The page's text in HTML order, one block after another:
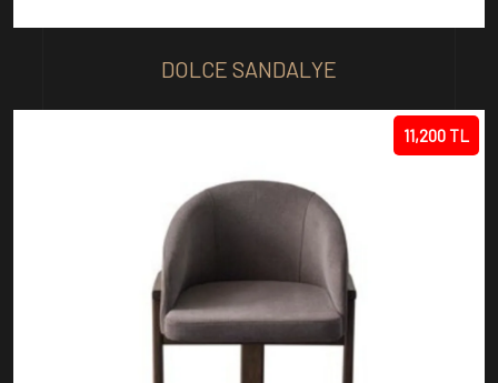
DOLCE SANDALYE
11,200 TL